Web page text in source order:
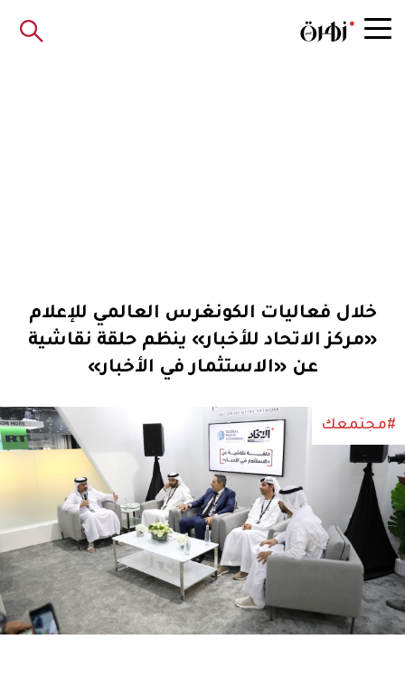
خلال فعاليات الكونغرس العالمي للإعلام
«مركز الاتحاد للأخبار» ينظم حلقة نقاشية
عن «الاستثمار في الأخبار»
#مجتمعك